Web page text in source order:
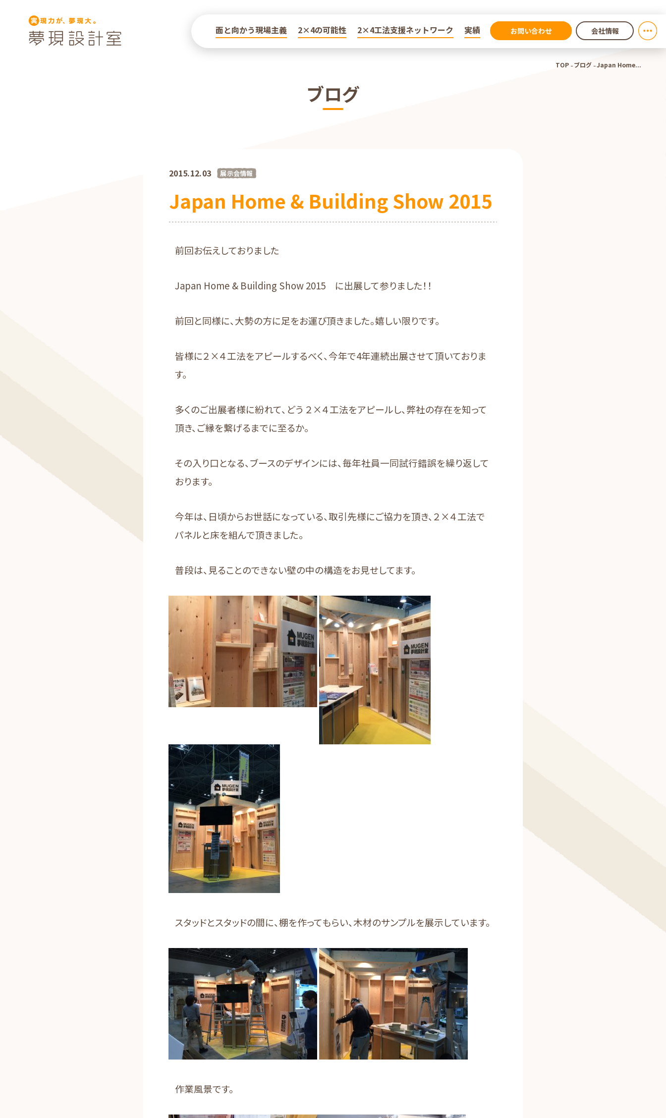
面と向かう現場主義
面と向かう現場主義 2×4の可能性
2×4の可能性 2×4工法支援ネットワーク
2×4工法支援ネットワーク 実績
実績 お問い合わせ 会社情報
TOP ブログ Japan Home...
ブログ
2015.12.03 展示会情報
Japan Home & Building Show 2015
前回お伝えしておりました
Japan Home & Building Show 2015 に出展して参りました！！
前回と同様に、大勢の方に足をお運び頂きました。嬉しい限りです。
皆様に２×４工法をアピールするべく、今年で4年連続出展させて頂いておりま
す。
多くのご出展者様に紛れて、どう ２×４工法をアピールし、弊社の存在を知って
頂き、ご縁を繋げるまでに至るか。
その入り口となる、ブースのデザインには、毎年社員一同試行錯誤を繰り返して
おります。
今年は、日頃からお世話になっている、取引先様にご協力を頂き、２×４工法で
パネルと床を組んで頂きました。
普段は、見ることのできない壁の中の構造をお見せしてます。
スタッドとスタッドの間に、棚を作ってもらい、木材のサンプルを展示しています。
作業風景です。